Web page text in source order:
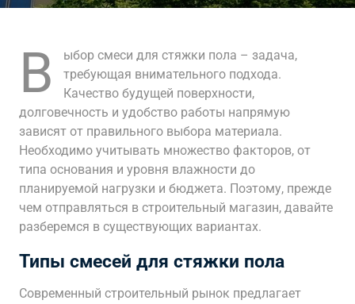
В
ыбор смеси для стяжки пола – задача,
требующая внимательного подхода.
Качество будущей поверхности,
долговечность и удобство работы напрямую
зависят от правильного выбора материала.
Необходимо учитывать множество факторов, от
типа основания и уровня влажности до
планируемой нагрузки и бюджета. Поэтому, прежде
чем отправляться в строительный магазин, давайте
разберемся в существующих вариантах.
Типы смесей для стяжки пола
Современный строительный рынок предлагает